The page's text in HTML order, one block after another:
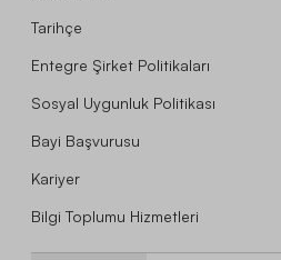
Tarihçe
Entegre Şirket Politikaları
Sosyal Uygunluk Politikası
Bayi Başvurusu
Kariyer
Bilgi Toplumu Hizmetleri